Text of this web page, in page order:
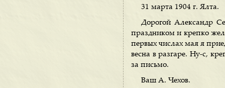
31 марта 1904 г. Ялта.
Дорогой Александр
праздником и крепко
первых числах мая я
весна в разгаре. Ну-с,
за письмо.
Ваш А. Чехов.